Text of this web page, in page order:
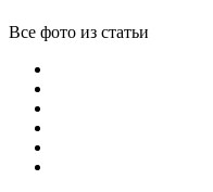
Все фото из статьи